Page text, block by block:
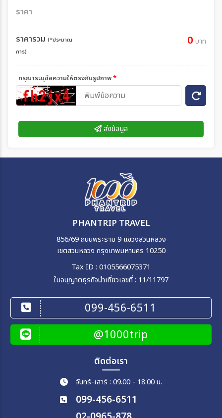
ราคา
ราคารวม (*ประมาณ
การ)
0 บาท
กรุณาระบุข้อความให้ตรงกับรูปภาพ*
ส่งข้อมูล
PHANTRIP TRAVEL
856/69 ถนนพระราม 9 แขวงสวนหลวง
เขตสวนหลวง กรุงเทพมหานคร 10250
Tax ID : 0105566075371
ใบอนุญาตธุรกิจนำเที่ยวเลขที่ : 11/11797
099-456-6511
@1000trip
ติดต่อเรา
จันทร์-เสาร์ : 09.00 - 18.00 น.
099-456-6511